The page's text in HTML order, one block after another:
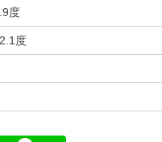
度
度